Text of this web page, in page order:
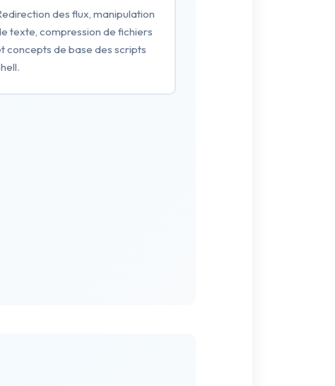
des flux, manipulation
texte, compression de fichiers
concepts de base des scripts